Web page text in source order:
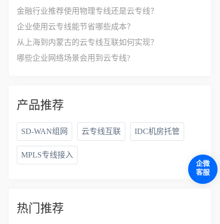
金融行业推荐使用物理专线还是云专线？
企业使用云专线能节省哪些成本？
从上海到内蒙古的云专线互联如何实现？
哪些企业网络场景会用到云专线?
产品推荐
SD-WAN组网 云专线互联 IDC机房托管
MPLS专线接入
热门推荐
企微
客服